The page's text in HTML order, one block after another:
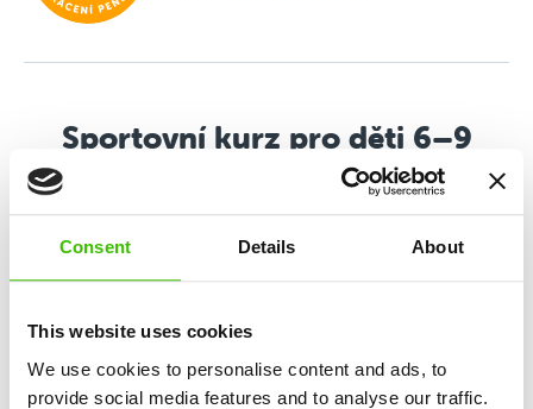
Consent Details About
This website uses cookies
We use cookies to personalise content and ads, to
provide social media features and to analyse our traffic.
Sportovní kurz pro děti 6–9
týmového ducha a spolupráci prostřednictvím
výuky základů 6 sportů.
Výuka základů 6 sportů